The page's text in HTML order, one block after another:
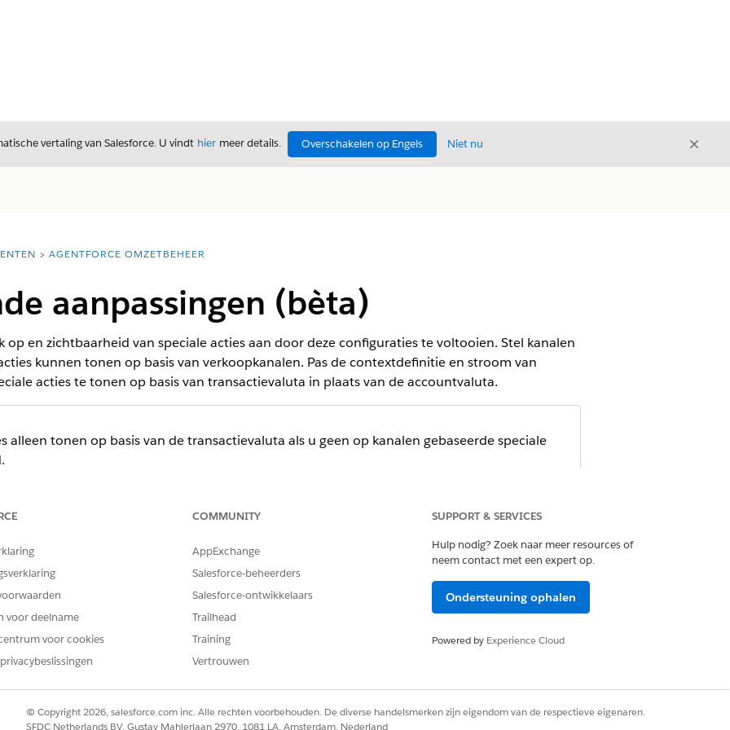
vertaling van Salesforce. U vindt hier meer details. Overschakelen op Engels Niet nu Sluiten
AGENTFORCE OMZETBEHEER
aanpassingen (bèta)
op en zichtbaarheid van speciale acties aan door deze configuraties te voltooien. Stel kanalen
kunnen tonen op basis van verkoopkanalen. Pas de contextdefinitie en stroom van
acties te tonen op basis van transactievaluta in plaats van de accountvaluta.
alleen tonen op basis van de transactievaluta als u geen op kanalen gebaseerde speciale
als u prijsontwerpers aanspraak op speciale acties wilt laten definiëren op basis van kanalen.
speciale acties alleen aan verkoopvertegenwoordigers, partners en klanten
vanuit de in aanmerking komende kanalen. Als u kanalen wilt instellen, maakt u een aangepast veld
en wijst u het veld vervolgens toe aan uw contextdefinities.
basis van transactievaluta in organisaties met meerdere valuta's (bèta)
om speciale acties te tonen op basis van de valuta van de transactie. Wanneer u meerdere valuta's in uw
venster Bladeren in catalogi standaard speciale acties op basis van de valuta van de account die aan de
voor deelname
voor cookies
COMMUNITY
AppExchange
Salesforce-beheerders
Salesforce-ontwikkelaars
Trailhead
Training
Vertrouwen
SUPPORT & SERVICES
Hulp nodig? Zoek naar meer resources of
neem contact met een expert op.
Ondersteuning ophalen
Powered by Experience Cloud
© Copyright 2026, salesforce.com inc. Alle rechten voorbehouden. De diverse handelsmerken zijn eigendom van de respectieve eigenaren.
SFDC Netherlands BV, Gustav Mahlerlaan 2970, 1081 LA, Amsterdam, Nederland